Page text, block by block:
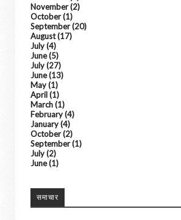
November(2)
October(1)
September(20)
August(17)
July(4)
June(5)
July(27)
June(13)
May(1)
April(1)
March(1)
February(4)
January(4)
October(2)
September(1)
July(2)
June(1)
समाचार